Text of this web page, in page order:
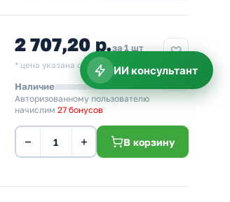
2 707,20 р.за 1 шт
* цена указана с учетом НДС.
Наличие
Авторизованному пользователю
начислим 27 бонусов
− + В корзину
ИИ консультант